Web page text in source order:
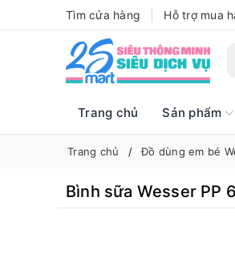
Tìm cửa hàng Hỗ trợ mua
Trang chủ Sản phẩm
Trang chủ Đồ dùng em bé
Bình sữa Wesser PP